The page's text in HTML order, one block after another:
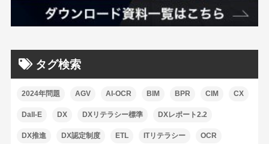
タグ検索
2024年問題 AGV AI-OCR BIM BPR CIM CX
Dall-E DX DXリテラシー標準 DXレポート2.2
DX推進 DX認定制度 ETL ITリテラシー OCR